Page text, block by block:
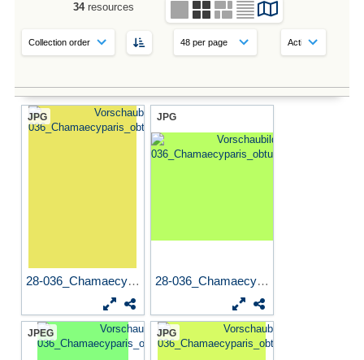
34 resources
JPG
28-036_Chamaecyparis_obtusa...
JPG
28-036_Chamaecyparis_obtusa...
JPEG JPG